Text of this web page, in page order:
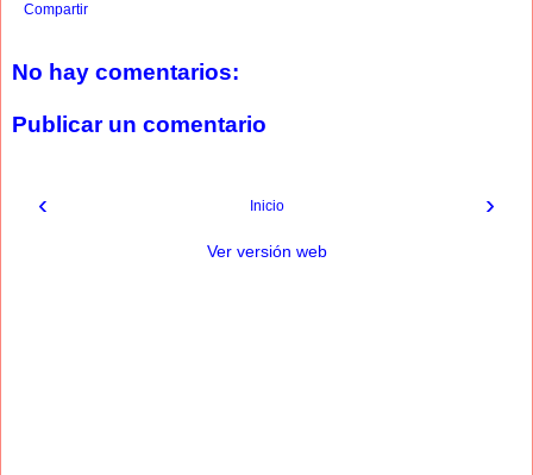
Compartir
No hay comentarios:
Publicar un comentario
‹ ›
Inicio
Ver versión web